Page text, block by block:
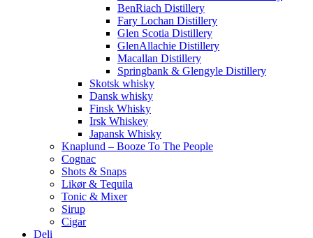
BenRiach Distillery
Fary Lochan Distillery
Glen Scotia Distillery
GlenAllachie Distillery
Macallan Distillery
Springbank & Glengyle Distillery
Skotsk whisky
Dansk whisky
Finsk Whisky
Irsk Whiskey
Japansk Whisky
Knaplund – Booze To The People
Cognac
Shots & Snaps
Likør & Tequila
Tonic & Mixer
Sirup
Cigar
Deli